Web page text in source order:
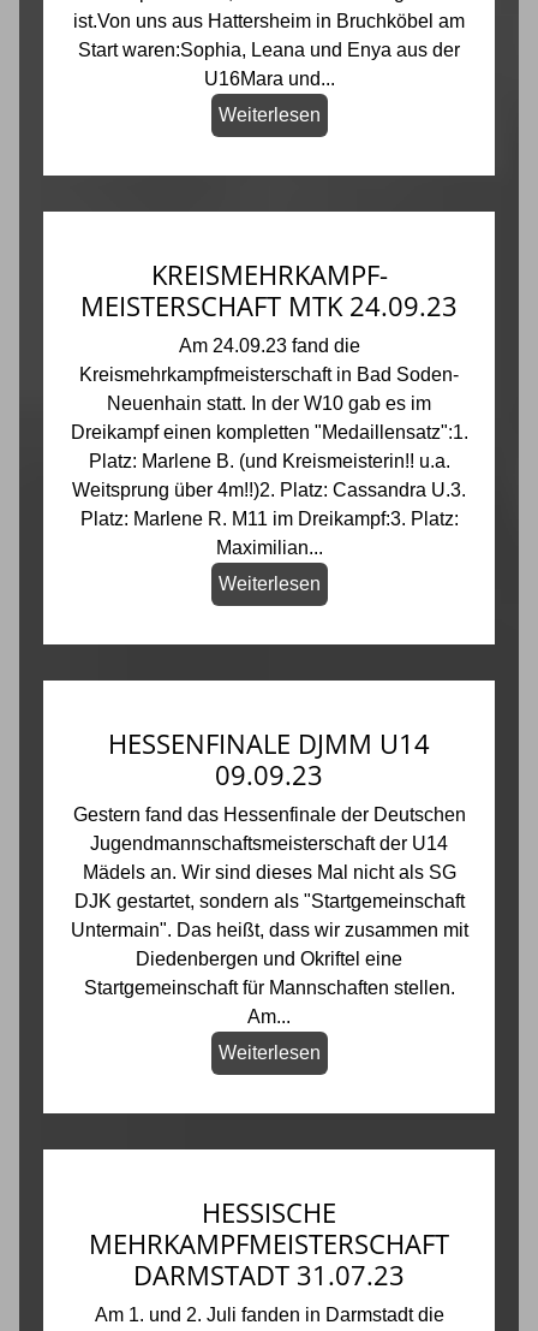
ist.Von uns aus Hattersheim in Bruchköbel am
Start waren:Sophia, Leana und Enya aus der
U16Mara und...
Weiterlesen
KREISMEHRKAMPF-
MEISTERSCHAFT MTK 24.09.23
Am 24.09.23 fand die
Kreismehrkampfmeisterschaft in Bad Soden-
Neuenhain statt. In der W10 gab es im
Dreikampf einen kompletten "Medaillensatz":1.
Platz: Marlene B. (und Kreismeisterin!! u.a.
Weitsprung über 4m!!)2. Platz: Cassandra U.3.
Platz: Marlene R. M11 im Dreikampf:3. Platz:
Maximilian...
Weiterlesen
HESSENFINALE DJMM U14
09.09.23
Gestern fand das Hessenfinale der Deutschen
Jugendmannschaftsmeisterschaft der U14
Mädels an. Wir sind dieses Mal nicht als SG
DJK gestartet, sondern als "Startgemeinschaft
Untermain". Das heißt, dass wir zusammen mit
Diedenbergen und Okriftel eine
Startgemeinschaft für Mannschaften stellen.
Am...
Weiterlesen
HESSISCHE
MEHRKAMPFMEISTERSCHAFT
DARMSTADT 31.07.23
Am 1. und 2. Juli fanden in Darmstadt die